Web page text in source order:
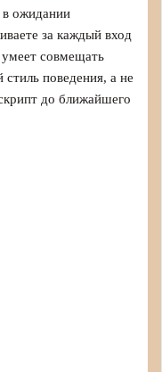
в ожидании
за каждый вход
умеет совмещать
стиль поведения, а не
до ближайшего